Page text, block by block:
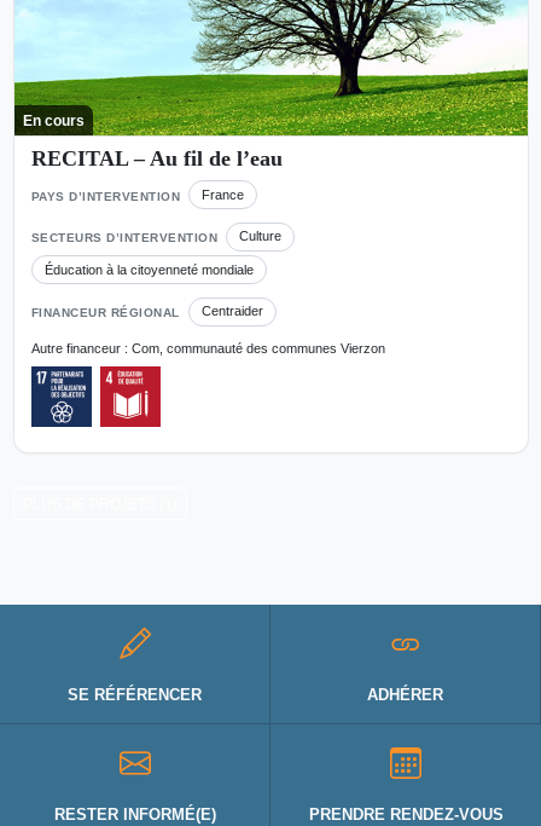
En cours
RECITAL – Au fil de l’eau
PAYS D’INTERVENTION France
SECTEURS D’INTERVENTION Culture
Éducation à la citoyenneté mondiale
FINANCEUR RÉGIONAL Centraider
Autre financeur : Com, communauté des communes Vierzon
SE RÉFÉRENCER ADHÉRER
RESTER INFORMÉ(E) PRENDRE RENDEZ-VOUS